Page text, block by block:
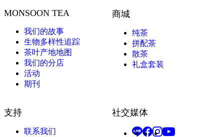
MONSOON TEA
我们的故事
生物多样性追踪
茶叶产地地图
我们的分店
活动
期刊
商城
纯茶
拼配茶
散茶
礼盒套装
支持
联系我们
社交媒体